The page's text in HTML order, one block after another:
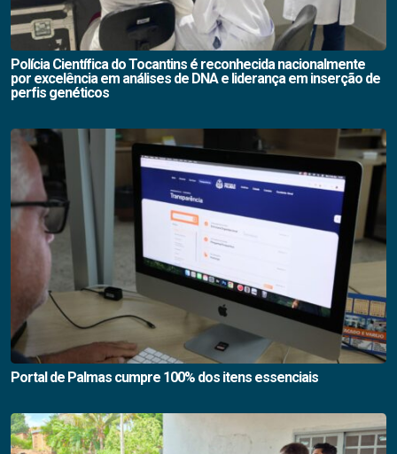
Polícia Científica do Tocantins é reconhecida nacionalmente
por excelência em análises de DNA e liderança em inserção de
perfis genéticos
Portal de Palmas cumpre 100% dos itens essenciais